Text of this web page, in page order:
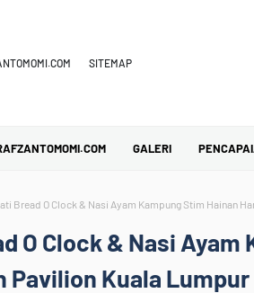
SITEMAP
GALERI
Bread O Clock & Nasi Ayam Kampung Stim Hainan
O Clock & Nasi Ayam
Pavilion Kuala Lumpur